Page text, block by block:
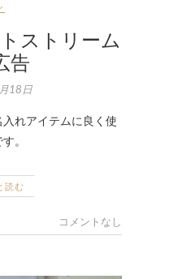
ストリーム
告
18日
れアイテムに良く使
。
読む
コメントなし